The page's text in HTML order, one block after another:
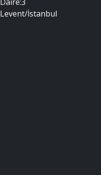
Levent/İstanbul